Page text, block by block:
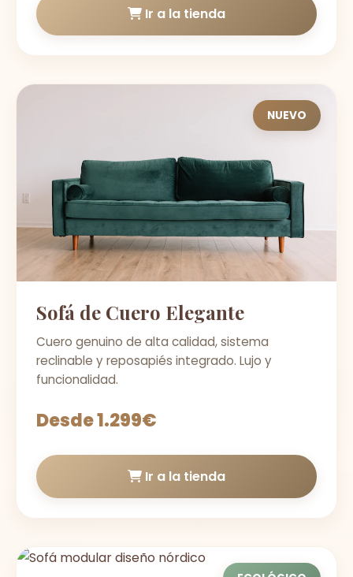
Ir a la tienda
NUEVO
Sofá de Cuero Elegante
Cuero genuino de alta calidad, sistema
reclinable y reposapiés integrado. Lujo y
funcionalidad.
Desde 1.299€
Ir a la tienda